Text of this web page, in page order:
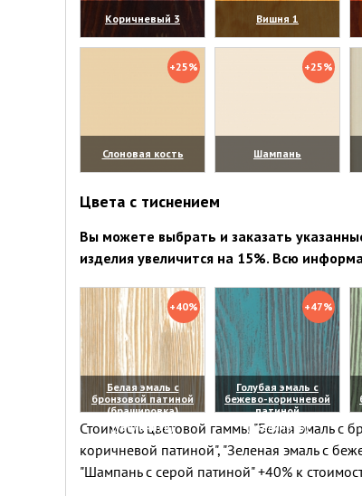
Коричневый 3
(увеличить)
Вишня 1
(увеличить)
+25%
Слоновая кость
(увеличить)
+25%
Шампань
(увеличить)
Цвета с тиснением
Вы можете выбрать и заказать
изделия увеличится на 15%. Всю
+40%
Белая эмаль с
бронзовой патиной
(брашировка)
(увеличить)
+47%
Голубая эмаль с
бежево-коричневой
патиной
(увеличить)
Стоимость цветовой гаммы "Белая эмаль с
коричневой патиной", "Зеленая эмаль с
"Шампань с серой патиной" +40% к